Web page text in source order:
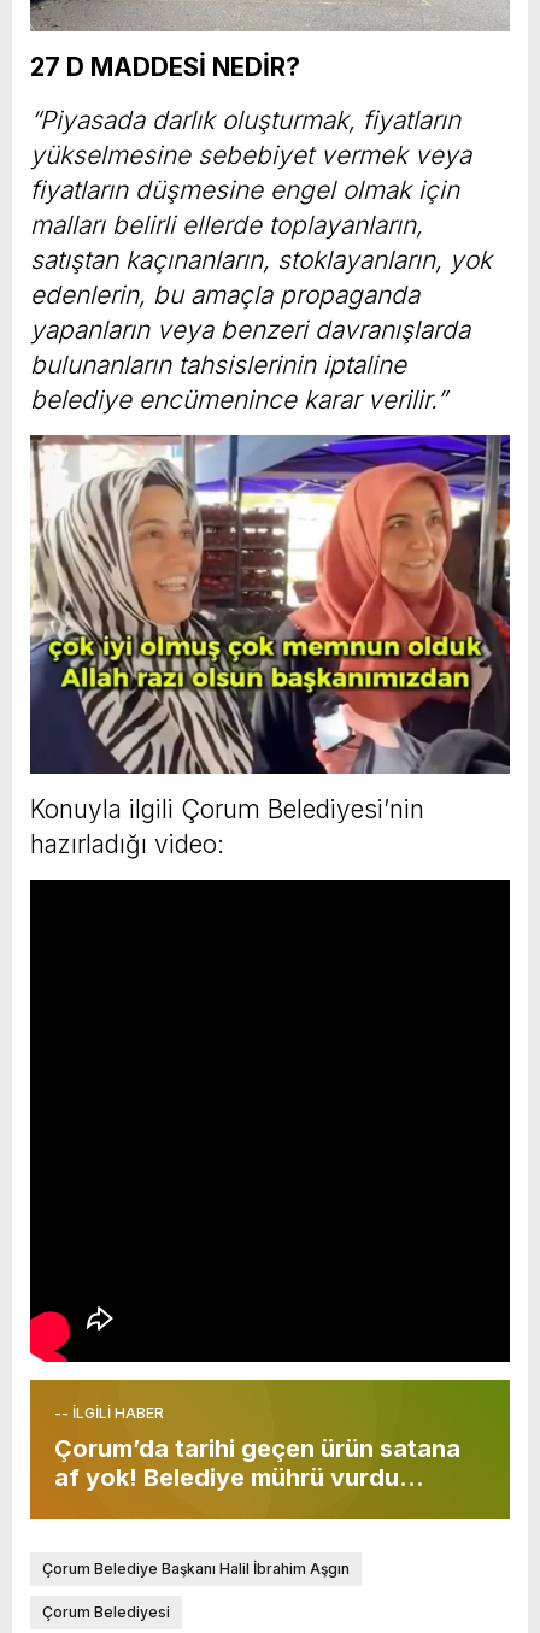
27 D MADDESİ NEDİR?
“Piyasada darlık oluşturmak, fiyatların
yükselmesine sebebiyet vermek veya
fiyatların düşmesine engel olmak için
malları belirli ellerde toplayanların,
satıştan kaçınanların, stoklayanların, yok
edenlerin, bu amaçla propaganda
yapanların veya benzeri davranışlarda
bulunanların tahsislerinin iptaline
belediye encümenince karar verilir.”
Konuyla ilgili Çorum Belediyesi’nin
hazırladığı video:
-- İLGİLİ HABER
Çorum’da tarihi geçen ürün satana
af yok! Belediye mührü vurdu…
Çorum Belediye Başkanı Halil İbrahim Aşgın
Çorum Belediyesi